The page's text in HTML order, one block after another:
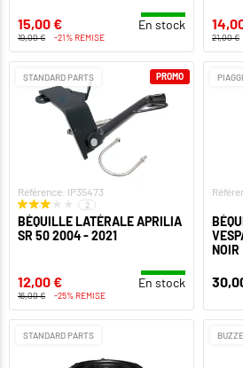
15,00 € En stock
19,00 € -21% REMISE 21,00 €
STANDARD PARTS
Référence: IP35473
2
BÉQUILLE LATÉRALE APRILIA
SR 50 2004 - 2021
12,00 € En stock
16,00 € -25% REMISE
PROMO
NOIR
STANDARD PARTS